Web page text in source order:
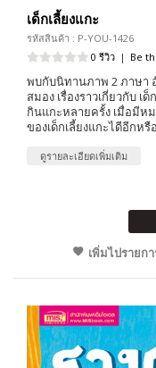
เด็กเลี้ยงแกะ
รหัสสินค้า : P-YOU-1426
0 รีวิว | Be
พบกับนิทานภาพ 2 ภาษา
สมอง เรื่องราวเกี่ยวกับ
กินแกะหลายครั้ง เมื่อมีห
ของเด็กเลี้ยงแกะไดีอีกหรือ
ดูรายละเอียดเพิ่มเติม
เพิ่มไปรายก